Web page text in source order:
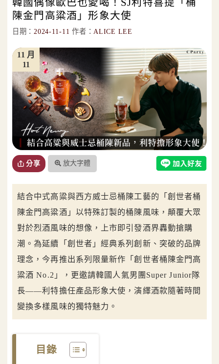
韓國偶像歐巴也愛喝！SJ利特喜提「桶
陳金門高粱酒」形象大使
日期： 2024-11-11 作者： ALICE LEE
11
11 月
分享 放大字體
結合中式高粱與西方威士忌桶陳工藝的「創世者桶
陳金門高粱酒」以特殊訂製的桶陳風味，顛覆大眾
對於烈酒風味的想像，上市即引發酒界轟動搶購
潮。為延續「創世者」經典系列創新、突破的品牌
理念，今再推出系列限量新作「創世者桶陳金門高
粱酒 No.2」，更邀請韓國人氣男團Super Junior隊
長——利特擔任產品形象大使，演繹酒款隨著時間
變換多樣風味的獨特魅力。
目錄